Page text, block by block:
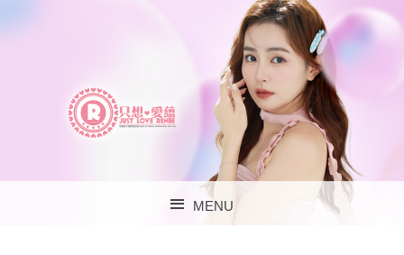
李蘊官方歌迷會 – 只
想‧愛蘊
MENU